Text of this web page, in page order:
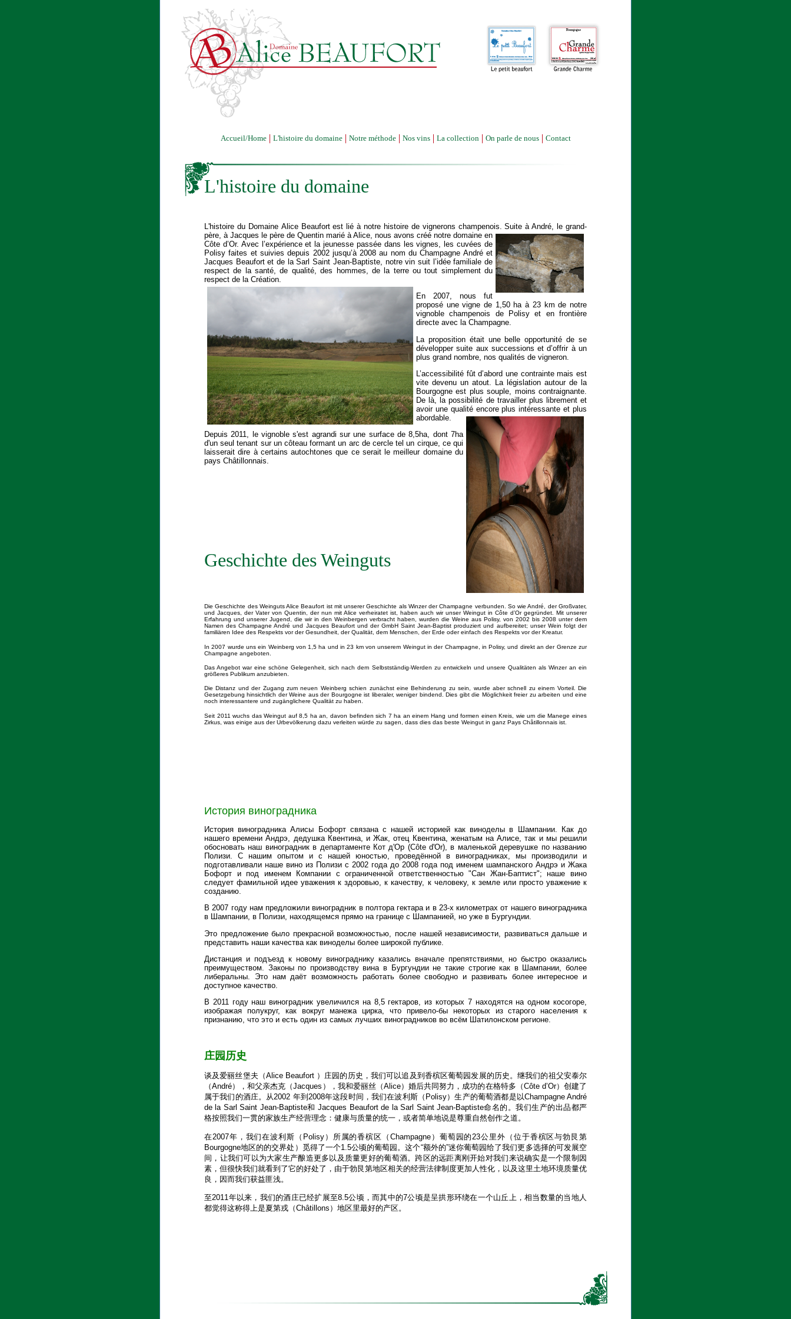
Accueil/Home L'histoire du domaine Notre méthode Nos vins La collection On parle de nous Contact
L'histoire du domaine
L'histoire du Domaine Alice Beaufort est lié à notre histoire de vignerons champenois.Suite à André, le grand-
père, à Jacques le père de Quentin marié à Alice, nous avons créé notre domaine en
Côte d’Or. Avec l’expérience et la jeunesse passée dans les vignes, les cuvées de
Polisy faites et suivies depuis 2002 jusqu’à 2008 au nom du Champagne André et
Jacques Beaufort et de la Sarl Saint Jean-Baptiste, notre vin suit l’idée familiale de
respect de la santé, de qualité, des hommes, de la terre ou tout simplement du
respect de la Création.
En 2007, nous fut
proposé une vigne de 1,50 ha à 23 km de notre
vignoble champenois de Polisy et en frontière
directe avec la Champagne.
La proposition était une belle opportunité de se
développer suite aux successions et d’offrir à un
plus grand nombre, nos qualités de vigneron.
L’accessibilité fût d’abord une contrainte mais est
vite devenu un atout. La législation autour de la
Bourgogne est plus souple, moins contraignante.
De là, la possibilité de travailler plus librement et
avoir une qualité encore plus intéressante et plus
abordable.
Depuis 2011, le vignoble s'est agrandi sur une surface de 8,5ha, dont 7ha
d'un seul tenant sur un côteau formant un arc de cercle tel un cirque, ce qui
laisserait dire à certains autochtones que ce serait le meilleur domaine du
pays Châtillonnais.
Geschichte des Weinguts
Die Geschichte des Weinguts Alice Beaufort ist mit unserer Geschichte als Winzer der Champagne verbunden. So wie André, der Großvater,
und Jacques, der Vater von Quentin, der nun mit Alice verheiratet ist, haben auch wir unser Weingut in Côte d’Or gegründet. Mit unserer
Erfahrung und unserer Jugend, die wir in den Weinbergen verbracht haben, wurden die Weine aus Polisy, von 2002 bis 2008 unter dem
Namen des Champagne André und Jacques Beaufort und der GmbH Saint Jean-Baptist produziert und aufbereitet; unser Wein folgt der
familiären Idee des Respekts vor der Gesundheit, der Qualität, dem Menschen, der Erde oder einfach des Respekts vor der Kreatur.
In 2007 wurde uns ein Weinberg von 1,5 ha und in 23 km von unserem Weingut in der Champagne, in Polisy, und direkt an der Grenze zur
Champagne angeboten.
Das Angebot war eine schöne Gelegenheit, sich nach dem Selbstständig-Werden zu entwickeln und unsere Qualitäten als Winzer an ein
größeres Publikum anzubieten.
Die Distanz und der Zugang zum neuen Weinberg schien zunächst eine Behinderung zu sein, wurde aber schnell zu einem Vorteil. Die
Gesetzgebung hinsichtlich der Weine aus der Bourgogne ist liberaler, weniger bindend. Dies gibt die Möglichkeit freier zu arbeiten und eine
noch interessantere und zugänglichere Qualität zu haben.
Seit 2011 wuchs das Weingut auf 8,5 ha an, davon befinden sich 7 ha an einem Hang und formen einen Kreis, wie um die Manege eines
Zirkus, was einige aus der Urbevölkerung dazu verleiten würde zu sagen, dass dies das beste Weingut in ganz Pays Châtillonnais ist.
История виноградника
История виноградника Алисы Бофорт связана с нашей историей как виноделы в Шампании. Как до
нашего времени Андрэ, дедушка Квентина, и Жак, отец Квентина, женатым на Алисе, так и мы решили
обосновать наш виноградник в департаменте Кот д'Ор (Côte d'Or), в маленькой деревушке по названию
Полизи. С нашим опытом и с нашей юностью, проведённой в виноградниках, мы производили и
подготавливали наше вино из Полизи с 2002 года до 2008 года под именем шампанского Андрэ и Жака
Бофорт и под именем Компании с ограниченной ответственностью "Сан Жан-Баптист"; наше вино
следует фамильной идее уважения к здоровью, к качеству, к человеку, к земле или просто уважение к
созданию.
В 2007 году нам предложили виноградник в полтора гектара и в 23-х километрах от нашего виноградника
в Шампании, в Полизи, находящемся прямо на границе с Шампанией, но уже в Бургундии.
Это предложение было прекрасной возможностью, после нашей независимости, развиваться дальше и
представить наши качества как виноделы более широкой публике.
Дистанция и подъезд к новому винограднику казались вначале препятствиями, но быстро оказались
преимуществом. Законы по производству вина в Бургундии не такие строгие как в Шампании, более
либеральны. Это нам даёт возможность работать более свободно и развивать более интересное и
доступное качество.
В 2011 году наш виноградник увеличился на 8,5 гектаров, из которых 7 находятся на одном косогоре,
изображая полукруг, как вокруг манежа цирка, что привело-бы некоторых из старого населения к
признанию, что это и есть один из самых лучших виноградников во всём Шатилонском регионе.
庄园历史
谈及爱丽丝堡夫（Alice Beaufort ）庄园的历史，我们可以追及到香槟区葡萄园发展的历史。继我们的祖父安泰尔
（André），和父亲杰克（Jacques），我和爱丽丝（Alice）婚后共同努力，成功的在格特多（Côte d’Or）创建了
属于我们的酒庄。从2002 年到2008年这段时间，我们在波利斯（Polisy）生产的葡萄酒都是以Champagne André
de la Sarl Saint Jean-Baptiste和 Jacques Beaufort de la Sarl Saint Jean-Baptiste命名的。我们生产的出品都严
格按照我们一贯的家族生产经营理念：健康与质量的统一，或者简单地说是尊重自然创作之道。
在2007年，我们在波利斯（Polisy）所属的香槟区（Champagne）葡萄园的23公里外（位于香槟区与勃艮第
Bourgogne地区的的交界处）觅得了一个1.5公顷的葡萄园。这个“额外的”迷你葡萄园给了我们更多选择的可发展空
间，让我们可以为大家生产酿造更多以及质量更好的葡萄酒。跨区的远距离刚开始对我们来说确实是一个限制因
素，但很快我们就看到了它的好处了，由于勃艮第地区相关的经营法律制度更加人性化，以及这里土地环境质量优
良，因而我们获益匪浅。
至2011年以来，我们的酒庄已经扩展至8.5公顷，而其中的7公顷是呈拱形环绕在一个山丘上，相当数量的当地人
都觉得这称得上是夏第戎（Châtillons）地区里最好的产区。